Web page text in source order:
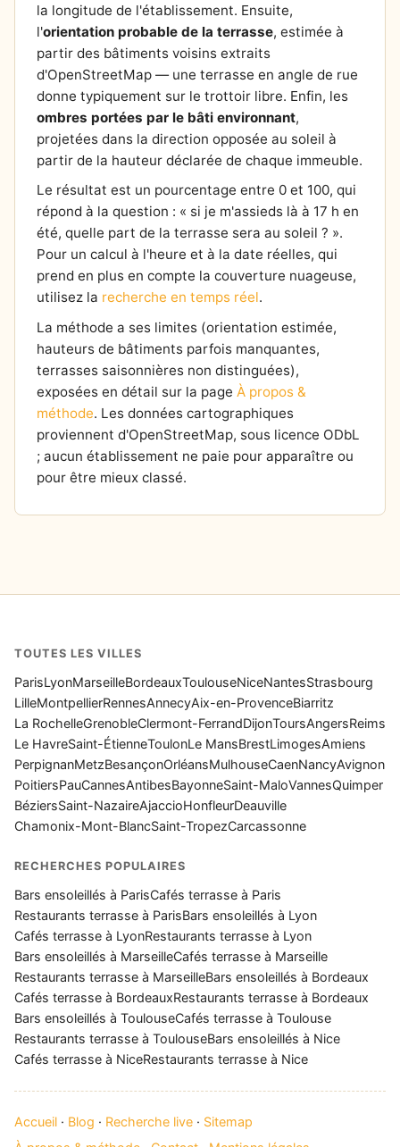
la longitude de l'établissement. Ensuite,
l'orientation probable de la terrasse, estimée à
partir des bâtiments voisins extraits
d'OpenStreetMap — une terrasse en angle de rue
donne typiquement sur le trottoir libre. Enfin, les
ombres portées par le bâti environnant,
projetées dans la direction opposée au soleil à
partir de la hauteur déclarée de chaque immeuble.
Le résultat est un pourcentage entre 0 et 100, qui
répond à la question : « si je m'assieds là à 17 h en
été, quelle part de la terrasse sera au soleil ? ».
Pour un calcul à l'heure et à la date réelles, qui
prend en plus en compte la couverture nuageuse,
utilisez la recherche en temps réel.
La méthode a ses limites (orientation estimée,
hauteurs de bâtiments parfois manquantes,
terrasses saisonnières non distinguées),
exposées en détail sur la page À propos &
méthode. Les données cartographiques
proviennent d'OpenStreetMap, sous licence ODbL
; aucun établissement ne paie pour apparaître ou
pour être mieux classé.
TOUTES LES VILLES
ParisLyonMarseilleBordeauxToulouseNiceNantesStrasbourg
LilleMontpellierRennesAnnecyAix-en-ProvenceBiarritz
La RochelleGrenobleClermont-FerrandDijonToursAngersReims
Le HavreSaint-ÉtienneToulonLe MansBrestLimogesAmiens
PerpignanMetzBesançonOrléansMulhouseCaenNancyAvignon
PoitiersPauCannesAntibesBayonneSaint-MaloVannesQuimper
BéziersSaint-NazaireAjaccioHonfleurDeauville
Chamonix-Mont-BlancSaint-TropezCarcassonne
RECHERCHES POPULAIRES
Bars ensoleillés à ParisCafés terrasse à Paris
Restaurants terrasse à ParisBars ensoleillés à Lyon
Cafés terrasse à LyonRestaurants terrasse à Lyon
Bars ensoleillés à MarseilleCafés terrasse à Marseille
Restaurants terrasse à MarseilleBars ensoleillés à Bordeaux
Cafés terrasse à BordeauxRestaurants terrasse à Bordeaux
Bars ensoleillés à ToulouseCafés terrasse à Toulouse
Restaurants terrasse à ToulouseBars ensoleillés à Nice
Cafés terrasse à NiceRestaurants terrasse à Nice
Accueil · Blog · Recherche live · Sitemap